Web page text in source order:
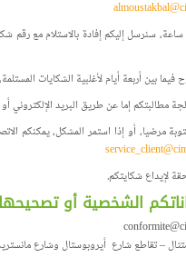
بالنسبة للشكايات التي لا يمكن تسويتها خلال 24 ساعة، سنرسل
بين أربعة أيام لأغلبية الشكايات
مطالبتكم إما عن طريق البريد الإلكتروني
مرضيا، أو إذا استمر المشكل، يمكنكم
لإيداع شكايتكم.
الشخصية أو